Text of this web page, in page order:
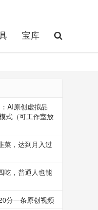
宝库
AI原创虚拟品
式（可工作室放
菜，达到月入过
吃，普通人也能
分一条原创视频